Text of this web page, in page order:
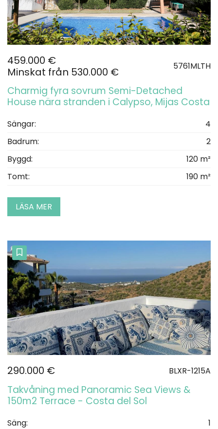
459.000 €
Minskat från 530.000 €
5761MLTH
Charmig fyra sovrum Semi-Detached
House nära stranden i Calypso, Mijas Costa
Sängar:
4
Badrum:
2
Byggd:
120 m²
Tomt:
190 m²
LÄSA MER
290.000 € BLXR-1215A
Takvåning med Panoramic Sea Views &
150m2 Terrace - Costa del Sol
Säng:
1